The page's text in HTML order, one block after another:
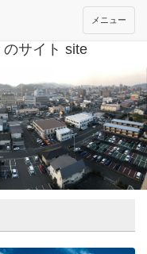
サイト site
メニュー